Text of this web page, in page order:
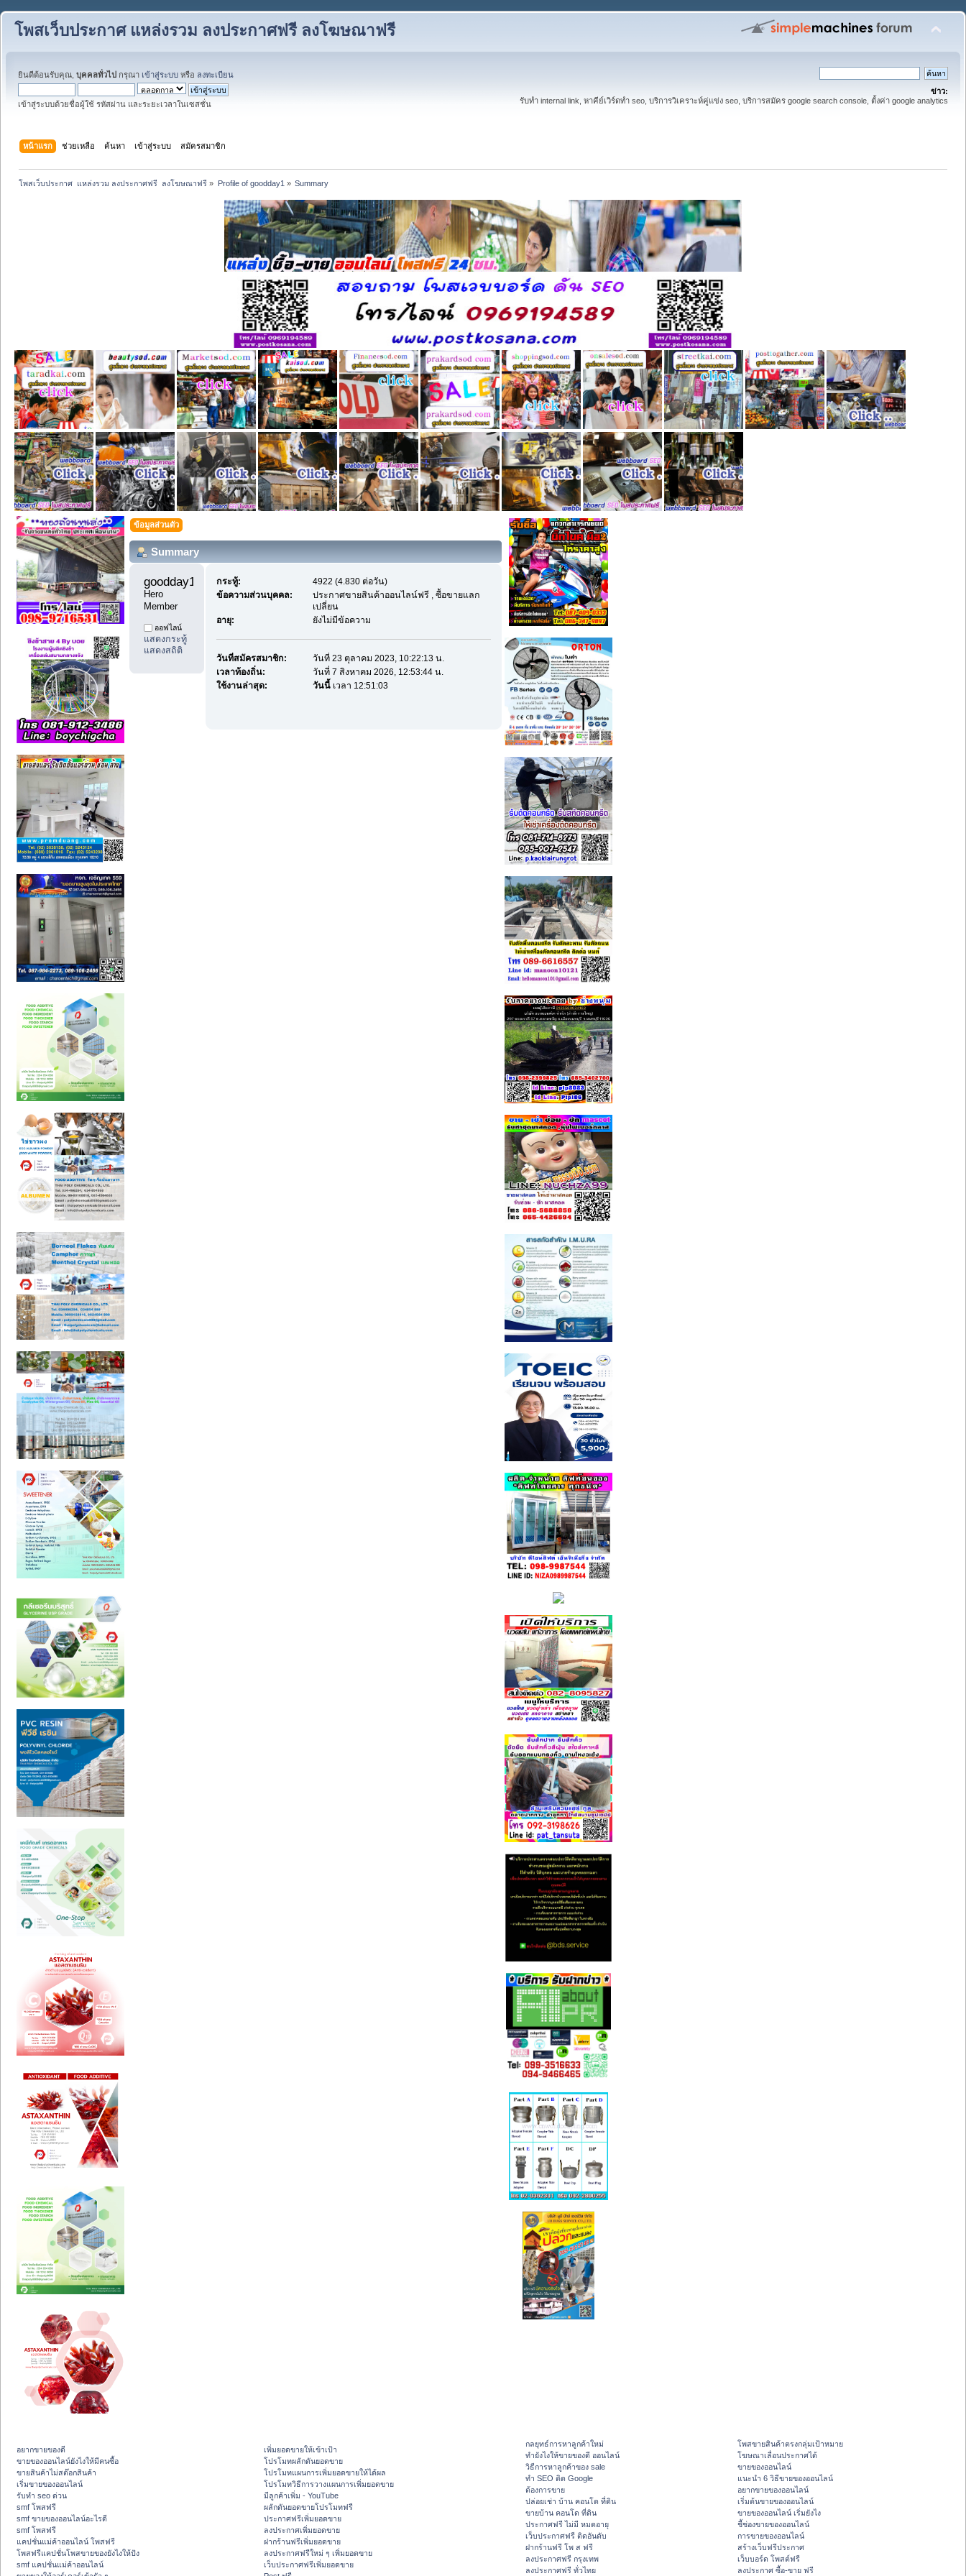
โพสเว็บประกาศ แหล่งรวม ลงประกาศฟรี ลงโฆษณาฟรี
ยินดีต้อนรับคุณ, บุคคลทั่วไป กรุณา เข้าสู่ระบบ หรือ ลงทะเบียน
เข้าสู่ระบบด้วยชื่อผู้ใช้ รหัสผ่าน และระยะเวลาในเซสชั่น
ข่าว:
รับทำ internal link, หาคีย์เวิร์ดทำ seo, บริการวิเคราะห์คู่แข่ง seo, บริการสมัคร google search console, ตั้งค่า google analytics
หน้าแรก ช่วยเหลือ ค้นหา เข้าสู่ระบบ สมัครสมาชิก
โพสเว็บประกาศ  แหล่งรวม ลงประกาศฟรี  ลงโฆษณาฟรี » Profile of goodday1 » Summary
ข้อมูลส่วนตัว
Summary
Hero
Member
ออฟไลน์
แสดงกระทู้
แสดงสถิติ
กระทู้:
4922 (4.830 ต่อวัน)
ข้อความส่วนบุคคล:
ประกาศขายสินค้าออนไลน์ฟรี , ซื้อขายแลก
เปลี่ยน
อายุ:
ยังไม่มีข้อความ
วันที่สมัครสมาชิก:
วันที่ 23 ตุลาคม 2023, 10:22:13 น.
เวลาท้องถิ่น:
วันที่ 7 สิงหาคม 2026, 12:53:44 น.
ใช้งานล่าสุด:
วันนี้เวลา 12:51:03
อยากขายของดี
ขายของออนไลน์ยังไงให้มีคนซื้อ
ขายสินค้าไม่สต๊อกสินค้า
เริ่มขายของออนไลน์
รับทำ seo ด่วน
smf โพสฟรี
smf ขายของออนไลน์อะไรดี
smf โพสฟรี
แคปชั่นแม่ค้าออนไลน์ โพสฟรี
โพสฟรีแคปชั่นโพสขายของยังไงให้ปัง
smf แคปชั่นแม่ค้าออนไลน์
เพิ่มยอดขายให้เข้าเป้า
โปรโมทผลักดันยอดขาย
โปรโมทแผนการเพิ่มยอดขายให้ได้ผล
โปรโมทวิธีการวางแผนการเพิ่มยอดขาย
มีลูกค้าเพิ่ม - YouTube
ผลักดันยอดขายโปรโมทฟรี
ประกาศฟรีเพิ่มยอดขาย
ลงประกาศเพิ่มยอดขาย
ฝากร้านฟรีเพิ่มยอดขาย
ลงประกาศฟรีใหม่ ๆ เพิ่มยอดขาย
เว็บประกาศฟรีเพิ่มยอดขาย
กลยุทธ์การหาลูกค้าใหม่
ทํายังไงให้ขายของดี ออนไลน์
วิธีการหาลูกค้าของ sale
ทำ SEO ติด Google
ต้องการขาย
ปล่อยเช่า บ้าน คอนโด ที่ดิน
ขายบ้าน คอนโด ที่ดิน
ประกาศฟรี ไม่มี หมดอายุ
เว็บประกาศฟรี ติดอันดับ
ฝากร้านฟรี โพ ส ฟรี
ลงประกาศฟรี กรุงเทพ
ลงประกาศฟรี ทั่วไทย
โพสขายสินค้าตรงกลุ่มเป้าหมาย
โฆษณาเลื่อนประกาศได้
ขายของออนไลน์
แนะนำ 6 วิธีขายของออนไลน์
อยากขายของออนไลน์
เริ่มต้นขายของออนไลน์
ขายของออนไลน์ เริ่มยังไง
ชี้ช่องขายของออนไลน์
การขายของออนไลน์
สร้างเว็บฟรีประกาศ
เว็บบอร์ด โพสต์ฟรี
ลงประกาศ ซื้อ-ขาย ฟรี